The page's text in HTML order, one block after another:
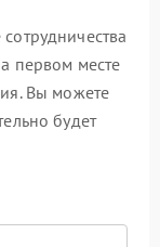
первом месте
Вы можете
будет